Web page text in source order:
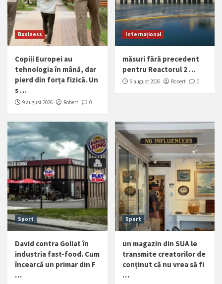
Business
Copiii Europei au
tehnologia în mână, dar
pierd din forța fizică. Un
s …
9 august 2026 Robert 0
Internațional
măsuri fără precedent
pentru Reactorul 2 …
9 august 2026 Robert 0
Sport
David contra Goliat în
industria fast-food. Cum
încearcă un primar din F
…
Sport
un magazin din SUA le
transmite creatorilor de
conținut că nu vrea să fi
…